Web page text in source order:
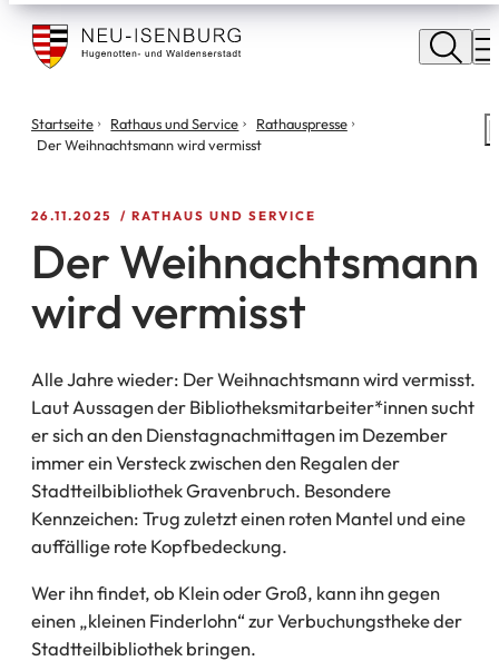
Stadt
Neu
Isenburg
Sie
befinden
Startseite Rathaus und Service
Rathauspresse
Der Weihnachtsmann wird vermisst
26.11.2025 RATHAUS UND SERVICE
Der Weihnachtsmann
wird vermisst
Alle Jahre wieder: Der Weihnachtsmann wird vermisst.
Laut Aussagen der Bibliotheksmitarbeiter*innen sucht
er sich an den Dienstagnachmittagen im Dezember
immer ein Versteck zwischen den Regalen der
Stadtteilbibliothek Gravenbruch. Besondere
Kennzeichen: Trug zuletzt einen roten Mantel und eine
auffällige rote Kopfbedeckung.
Wer ihn findet, ob Klein oder Groß, kann ihn gegen
einen „kleinen Finderlohn“ zur Verbuchungstheke der
Stadtteilbibliothek bringen.